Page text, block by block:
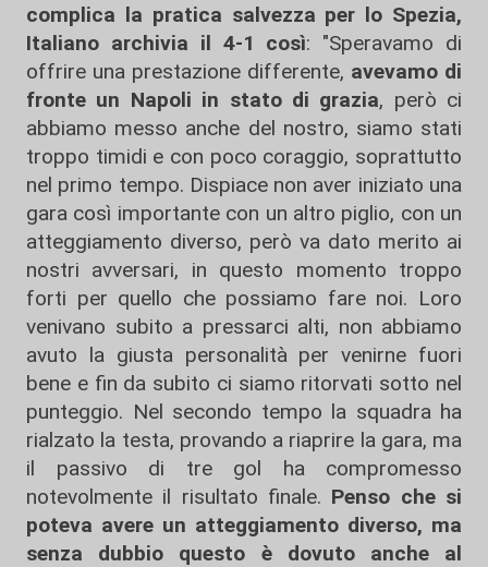
complica la pratica salvezza per lo Spezia,
Italiano archivia il 4-1 così: "Speravamo di
offrire una prestazione differente, avevamo di
fronte un Napoli in stato di grazia, però ci
abbiamo messo anche del nostro, siamo stati
troppo timidi e con poco coraggio, soprattutto
nel primo tempo. Dispiace non aver iniziato una
gara così importante con un altro piglio, con un
atteggiamento diverso, però va dato merito ai
nostri avversari, in questo momento troppo
forti per quello che possiamo fare noi. Loro
venivano subito a pressarci alti, non abbiamo
avuto la giusta personalità per venirne fuori
bene e fin da subito ci siamo ritorvati sotto nel
punteggio. Nel secondo tempo la squadra ha
rialzato la testa, provando a riaprire la gara, ma
il passivo di tre gol ha compromesso
notevolmente il risultato finale. Penso che si
poteva avere un atteggiamento diverso, ma
senza dubbio questo è dovuto anche al